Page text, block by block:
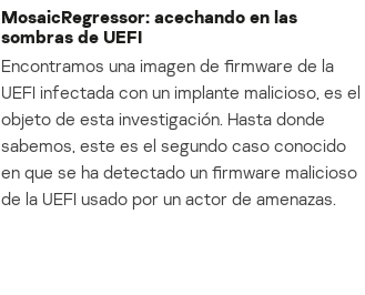
MosaicRegressor: acechando en las
sombras de UEFI
Encontramos una imagen de firmware de la
UEFI infectada con un implante malicioso, es el
objeto de esta investigación. Hasta donde
sabemos, este es el segundo caso conocido
en que se ha detectado un firmware malicioso
de la UEFI usado por un actor de amenazas.